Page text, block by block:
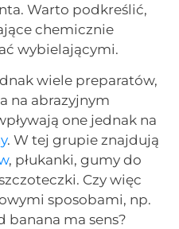
Warto podkreślić,
chemicznie
wybielającymi.
wiele preparatów,
na abrazyjnym
one jednak na
. W tej grupie znajdują
, płukanki, gumy do
Czy więc
sposobami, np.
banana ma sens?